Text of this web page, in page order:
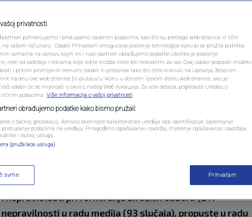
FENOMENI
NEISTRAŽENO
VIRALNO
FOTO
PROMO
izborne
izbora, prednjače
i PDP
zabilježila ukupno 1059 izbornih nepravilnosti.
javnih sredstava i resursa (298 slučajeva),
nepravilnosti pri formiranju biračkih odbora (217
u radu medija (93 slučaja), propuste u radu
privatnosti
partneri pohranjujemo i pristupamo osobnim podacima, kao što su pretraga web stranica ili lični
na vašem računaru . Odabir Prihvatam omogućava praćenje tehnologije kako bi se pružila podrška
svrhama na osnovu kojih mi i naši partneri obrađujemo podatke Ukoliko je praćenje
neki od sadržaja i reklama koje vidite možda neće biti relevantni za vas. Ovaj odabir postavki možete
i pritom promijeniti trenutni odabir ili pristanak tako što ćete kliknuti na Upravljaj željenim
na dnu ove web stranice [ili plutajuću ikonu u donjem lijevom dijelu web stranice, ako je
odabir će se mijenjati u okviru našeg Wеб локација. Za više detalja, pogledajte Uredbu o
ličnim podacima. Više informacija o vašoj privatnosti
obrađujemo podatke kako bismo pružali:
o tačnoj geolokaciji. Aktivno skenirajte karakteristike uređaja radi identifikacije. Spremanje
podacima na uređaju. Prilagođeno oglašavanje i sadržaj, mjerenje oglašavanja i sadržaja,
i razvoj usluga.
(pružalaca usluga)
svrhe Prihvatam